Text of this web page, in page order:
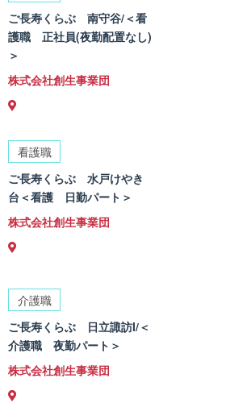
ご長寿くらぶ 南守谷/＜看
護職 正社員(夜勤配置なし)
＞
株式会社創生事業団
看護職
ご長寿くらぶ 水戸けやき
台＜看護 日勤パート＞
株式会社創生事業団
介護職
ご長寿くらぶ 日立諏訪I/＜
介護職 夜勤パート＞
株式会社創生事業団